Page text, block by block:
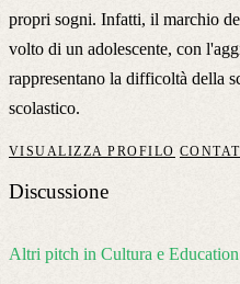
propri sogni. Infatti, il marchio
volto di un adolescente, con
rappresentano la difficoltà della
scolastico.
VISUALIZZA PROFILO
Discussione
Altri pitch in Cultura e Education